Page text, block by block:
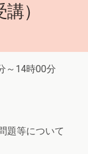
）
～14時00分
題等について